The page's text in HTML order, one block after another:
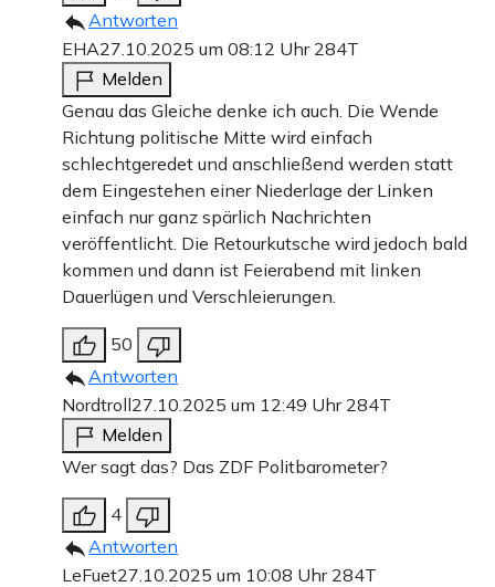
Antworten
EHA27.10.2025 um 08:12 Uhr 284T
Melden
Genau das Gleiche denke ich auch. Die Wende
Richtung politische Mitte wird einfach
schlechtgeredet und anschließend werden statt
dem Eingestehen einer Niederlage der Linken
einfach nur ganz spärlich Nachrichten
veröffentlicht. Die Retourkutsche wird jedoch bald
kommen und dann ist Feierabend mit linken
Dauerlügen und Verschleierungen.
50
Antworten
Nordtroll27.10.2025 um 12:49 Uhr 284T
Melden
Wer sagt das? Das ZDF Politbarometer?
4
Antworten
LeFuet27.10.2025 um 10:08 Uhr 284T